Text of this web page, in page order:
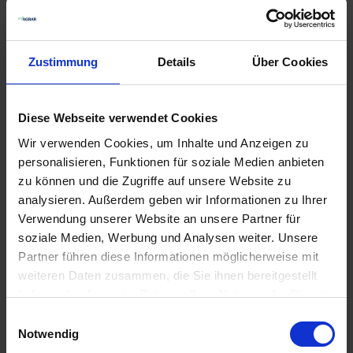
Zustimmung Details Über Cookies
Diese Webseite verwendet Cookies
Wir verwenden Cookies, um Inhalte und Anzeigen zu
personalisieren, Funktionen für soziale Medien anbieten
zu können und die Zugriffe auf unsere Website zu
analysieren. Außerdem geben wir Informationen zu Ihrer
Verwendung unserer Website an unsere Partner für
soziale Medien, Werbung und Analysen weiter. Unsere
Partner führen diese Informationen möglicherweise mit
weiteren Daten zusammen, die Sie ihnen bereitgestellt
haben oder die sie im Rahmen Ihrer Nutzung der Dienste
Notwendig
GRANIT
7 mm
zzgl. MwSt.
38,40 € / St
IN DEN
WARENKORB
GRANIT Flügelschar
zzgl. MwSt.
56,99 € / St
IN DEN
WARENKORB